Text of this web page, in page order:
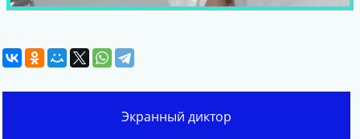
Экранный диктор